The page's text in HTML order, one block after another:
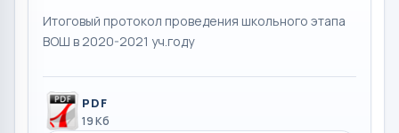
Итоговый протокол проведения школьного этапа
ВОШ в 2020-2021 уч.году
PDF
19 Кб